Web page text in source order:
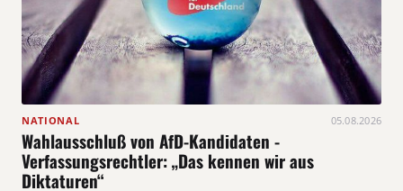
NATIONAL 05.08.2026
Wahlausschluß von AfD-Kandidaten -
Verfassungsrechtler: „Das kennen wir aus
Diktaturen“